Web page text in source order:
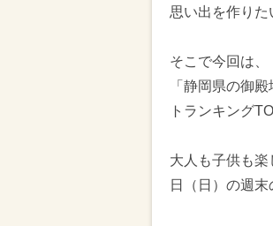
思い出を作りた
そこで今回は、
「静岡県の御
トランキング
大人も子供も
日（日）の週